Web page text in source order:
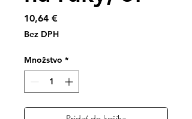
10,64 €Price
Bez DPH
Množstvo *